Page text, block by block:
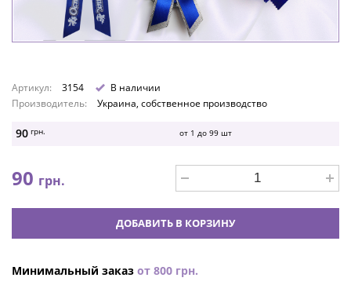
Артикул: 3154
В наличии
Производитель:
Украина, собственное производство
90 грн. от 1 до 99 шт
90 грн.
ДОБАВИТЬ В КОРЗИНУ
Минимальный заказ от 800 грн.